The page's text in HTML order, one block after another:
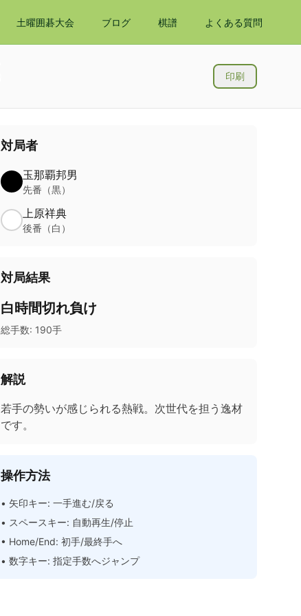
土曜囲碁大会 ブログ 棋譜 よくある質問
印刷
対局者
玉那覇邦男
先番（黒）
上原祥典
後番（白）
対局結果
白時間切れ負け
総手数: 190手
解説
若手の勢いが感じられる熱戦。次世代を担う逸材
です。
操作方法
• 矢印キー: 一手進む/戻る
• スペースキー: 自動再生/停止
• Home/End: 初手/最終手へ
• 数字キー: 指定手数へジャンプ